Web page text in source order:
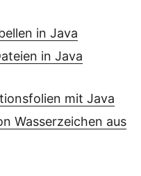
in Java
in Java
mit Java
Wasserzeichen aus